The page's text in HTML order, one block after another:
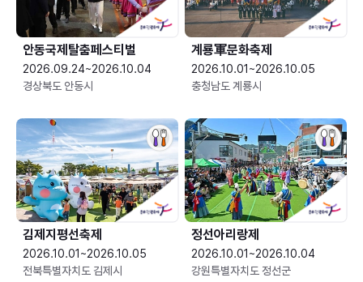
안동국제탈춤페스티벌
2026.09.24~2026.10.04
경상북도 안동시
2026.10.01~2026.10.05
충청남도 계룡시
김제지평선축제
2026.10.01~2026.10.05
전북특별자치도 김제시
정선아리랑제
2026.10.01~2026.10.04
강원특별자치도 정선군